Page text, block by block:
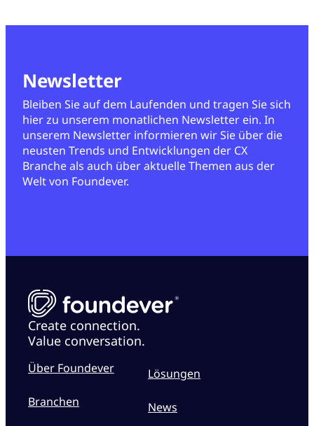
Newsletter
Bleiben Sie auf dem Laufenden und tragen Sie sich
hier zu unserem monatlichen Newsletter ein. In
unserem Newsletter informieren wir Sie über die
neusten Trends und Entwicklungen der CX
Branche als auch über aktuelle Themen aus der
Welt von Foundever.
Create connection.
Value conversation.
Über Foundever
Branchen
Lösungen
News